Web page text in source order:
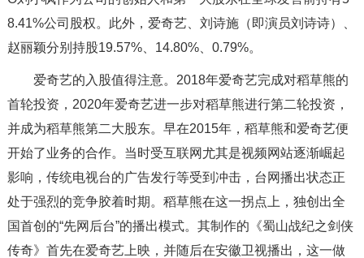
8.41%公司股权。此外，爱奇艺、刘诗施（即演员刘诗诗）、
赵丽颖分别持股19.57%、14.80%、0.79%。
爱奇艺的入股值得注意。2018年爱奇艺完成对稻草熊的
首轮投资，2020年爱奇艺进一步对稻草熊进行第二轮投资，
并成为稻草熊第二大股东。早在2015年，稻草熊和爱奇艺便
开始了业务的合作。当时受互联网尤其是视频网站逐渐崛起
影响，传统电视台的广告发行等受到冲击，台网播出状态正
处于强烈的竞争胶着时期。稻草熊在这一拐点上，独创出全
国首创的“先网后台”的播出模式。其制作的《蜀山战纪之剑侠
传奇》首先在爱奇艺上映，并随后在安徽卫视播出，这一做